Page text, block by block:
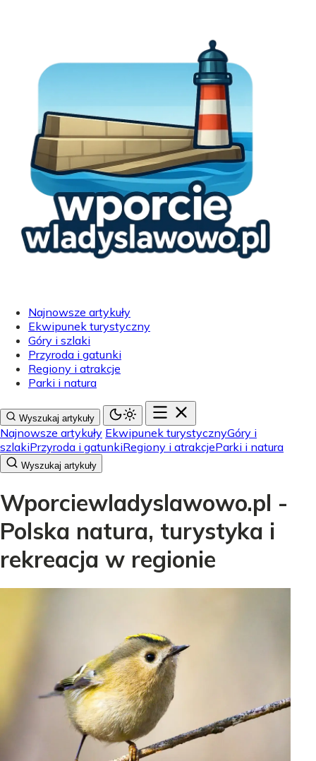
Najnowsze artykuły
Ekwipunek turystyczny
Góry i szlaki
Przyroda i gatunki
Regiony i atrakcje
Parki i natura
Wyszukaj artykuły
Najnowsze artykuły Ekwipunek turystycznyGóry i
szlakiPrzyroda i gatunkiRegiony i atrakcjeParki i natura
Wyszukaj artykuły
Wporciewladyslawowo.pl -
Polska natura, turystyka i
rekreacja w regionie